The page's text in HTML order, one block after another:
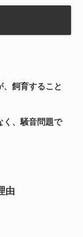
、飼育すること
く、騒音問題で
由